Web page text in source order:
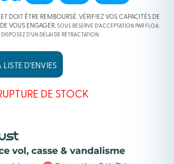
ÉTAIT :
2699,00 €.
EST :
2299,00 €.
DOIT ÊTRE REMBOURSÉ. VÉRIFIEZ VOS CAPACITÉS DE
VOUS ENGAGER. SOUS RÉSERVE D’ACCEPTATION PAR FLOA.
D’UN DÉLAI DE RÉTRACTATION.
D’ENVIES
DE STOCK